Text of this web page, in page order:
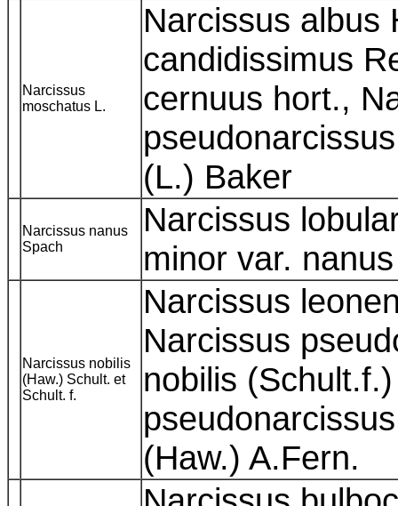
Narcissus
moschatus L.
Narcissus albus
candidissimus
cernuus hort.,
(L.) Baker
Narcissus nanus
Spach
Narcissus
minor var.
Narcissus nobilis
(Haw.) Schult. et
Schult. f.
Narcissus
Narcissus
nobilis
(Haw.) A.Fern.